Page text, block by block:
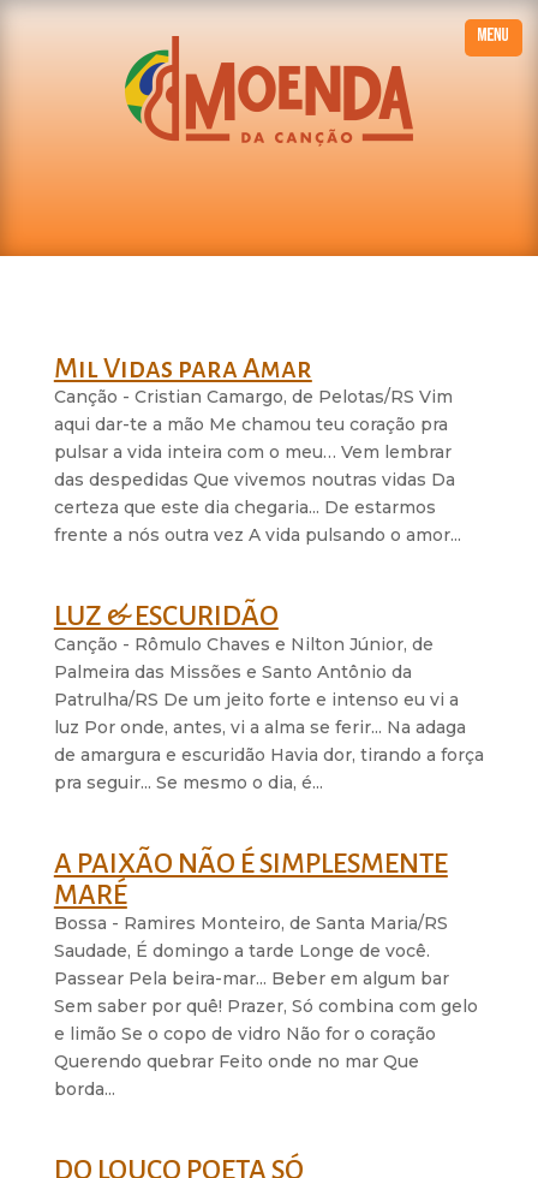
Mil Vidas para Amar
Canção - Cristian Camargo, de Pelotas/RS Vim
aqui dar-te a mão Me chamou teu coração pra
pulsar a vida inteira com o meu… Vem lembrar
das despedidas Que vivemos noutras vidas Da
certeza que este dia chegaria... De estarmos
frente a nós outra vez A vida pulsando o amor...
LUZ & ESCURIDÃO
Canção - Rômulo Chaves e Nilton Júnior, de
Palmeira das Missões e Santo Antônio da
Patrulha/RS De um jeito forte e intenso eu vi a
luz Por onde, antes, vi a alma se ferir... Na adaga
de amargura e escuridão Havia dor, tirando a força
pra seguir... Se mesmo o dia, é...
A PAIXÃO NÃO É SIMPLESMENTE
MARÉ
Bossa - Ramires Monteiro, de Santa Maria/RS
Saudade, É domingo a tarde Longe de você.
Passear Pela beira-mar... Beber em algum bar
Sem saber por quê! Prazer, Só combina com gelo
e limão Se o copo de vidro Não for o coração
Querendo quebrar Feito onde no mar Que
borda...
DO LOUCO POETA SÓ